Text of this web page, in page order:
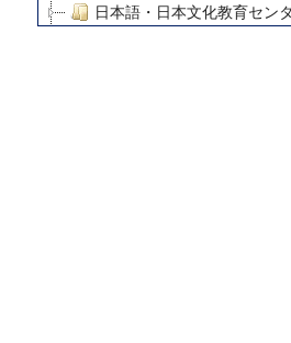
日本語・日本文化教育セン
慶應義塾大学グローバル